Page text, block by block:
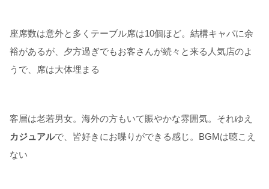
座席数は意外と多くテーブル席は10個ほど。結構キャパに余
裕があるが、夕方過ぎでもお客さんが続々と来る人気店のよ
うで、席は大体埋まる
客層は老若男女。海外の方もいて賑やかな雰囲気。それゆえ
カジュアルで、皆好きにお喋りができる感じ。BGMは聴こえ
ない